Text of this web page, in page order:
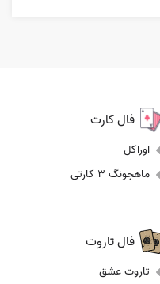
فال کارت
اوراکل
ماهجونگ 3 کارتی
فال تاروت
تاروت عشق